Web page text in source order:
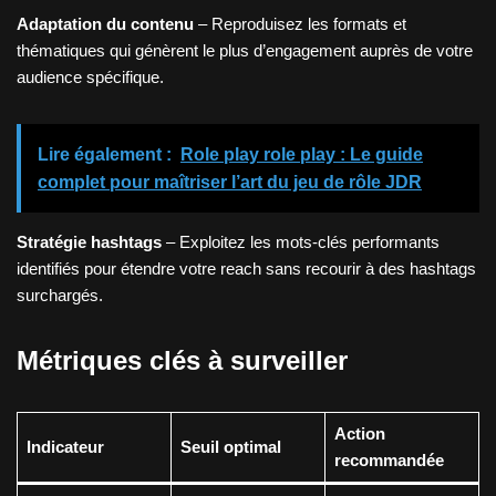
Adaptation du contenu – Reproduisez les formats et
thématiques qui génèrent le plus d’engagement auprès de votre
audience spécifique.
Lire également :
Role play role play : Le guide
complet pour maîtriser l’art du jeu de rôle JDR
Stratégie hashtags – Exploitez les mots-clés performants
identifiés pour étendre votre reach sans recourir à des hashtags
surchargés.
Métriques clés à surveiller
Indicateur Seuil optimal
Action
recommandée